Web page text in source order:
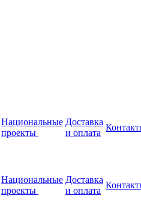
Национальные
проекты
Доставка
и оплата
Национальные
проекты
Доставка
и оплата